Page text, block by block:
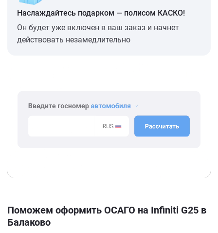
Наслаждайтесь подарком — полисом КАСКО!
Он будет уже включен в ваш заказ и начнет
действовать незамедлительно
Поможем оформить ОСАГО на Infiniti G25 в
Балаково